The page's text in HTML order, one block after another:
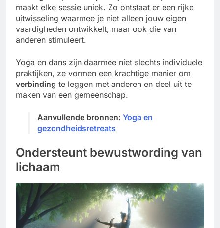
maakt elke sessie uniek. Zo ontstaat er een rijke
uitwisseling waarmee je niet alleen jouw eigen
vaardigheden ontwikkelt, maar ook die van
anderen stimuleert.
Yoga en dans zijn daarmee niet slechts individuele
praktijken, ze vormen een krachtige manier om
verbinding te leggen met anderen en deel uit te
maken van een gemeenschap.
Aanvullende bronnen: Yoga en
gezondheidsretreats
Ondersteunt bewustwording van
lichaam